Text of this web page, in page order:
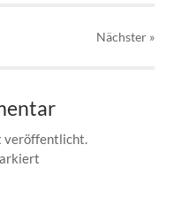
Nächster »
veröffentlicht.